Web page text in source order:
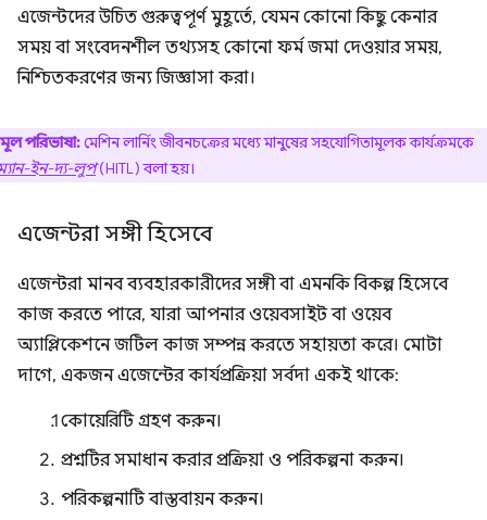
এজেন্টদের উচিত গুরুত্বপূর্ণ মুহূর্তে, যেমন কোনো কিছু কেনার
সময় বা সংবেদনশীল তথ্যসহ কোনো ফর্ম জমা দেওয়ার সময়,
নিশ্চিতকরণের জন্য জিজ্ঞাসা করা।
মূল পরিভাষা:মেশিন লার্নিং জীবনচক্রের মধ্যে মানুষের সহযোগিতামূলক কার্যক্রমকে
ইন-দ্য-লুপ(HITL) বলা হয়।
এজেন্টরা সঙ্গী হিসেবে
এজেন্টরা মানব ব্যবহারকারীদের সঙ্গী বা এমনকি বিকল্প হিসেবে
কাজ করতে পারে, যারা আপনার ওয়েবসাইট বা ওয়েব
অ্যাপ্লিকেশনে জটিল কাজ সম্পন্ন করতে সহায়তা করে। মোটা
দাগে, একজন এজেন্টের কার্যপ্রক্রিয়া সর্বদা একই থাকে:
কোয়েরিটি গ্রহণ করুন।
প্রশ্নটির সমাধান করার প্রক্রিয়া ও পরিকল্পনা করুন।
পরিকল্পনাটি বাস্তবায়ন করুন।